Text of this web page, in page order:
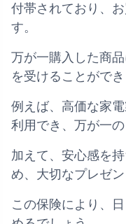
付帯されており、
す。
万が一購入した商
を受けることができ
例えば、高価な家
利用でき、万が一
加えて、安心感を
め、大切なプレゼ
この保険により、